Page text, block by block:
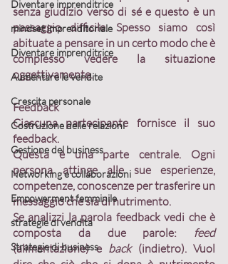
Diventare imprenditrice
mindset imprenditoriale
Diventare imprenditrice
Aumentare le vendite
Crescita personale
Costruzione delle relazioni
Gestione del business
Networking e collaborazioni
Empowerment femminile
strategie di vendita
Strategie di business
senza giudizio verso di sé e questo è un
passaggio difficile. Spesso siamo così
abituate a pensare in un certo modo che è
complesso vedere la situazione
oggettivamente.
Feedback
Ciascuna partecipante fornisce il suo
feedback.
Questa è una parte centrale. Ogni
persona attinge alle sue esperienze,
competenze, conoscenze per trasferire un
messaggio che sia di nutrimento.
Se analizzi la parola feedback vedi che è
composta da due parole:
feed
(alimentazione) e back (indietro). Vuol